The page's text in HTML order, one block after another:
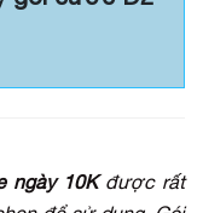
ngày 10Kđược rất